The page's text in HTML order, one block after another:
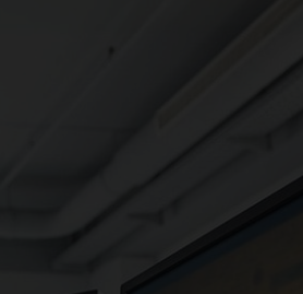
deines Energiesystems.